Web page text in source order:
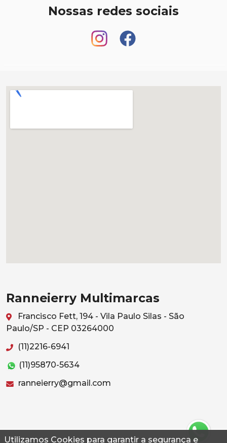
Utilizamos Cookies para garantir a segurança e
Nossas redes sociais
Ranneierry Multimarcas
Francisco Fett, 194 - Vila Paulo Silas - São
Paulo/SP - CEP 03264000
(11)2216-6941
(11)95870-5634
ranneierry@gmail.com